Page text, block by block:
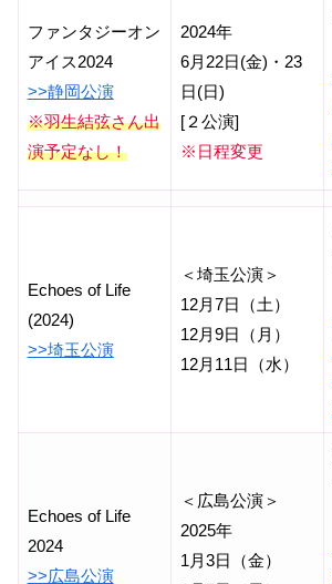
ファンタジーオン
アイス2024
>>静岡公演
※羽生結弦さん出
演予定なし！
2024年
6月22日(金)・23
日(日)
[２公演]
※日程変更
Echoes of Life
(2024)
>>埼玉公演
＜埼玉公演＞
12月7日（土）
12月9日（月）
12月11日（水）
Echoes of Life
2024
>>広島公演
＜広島公演＞
2025年
1月3日（金）